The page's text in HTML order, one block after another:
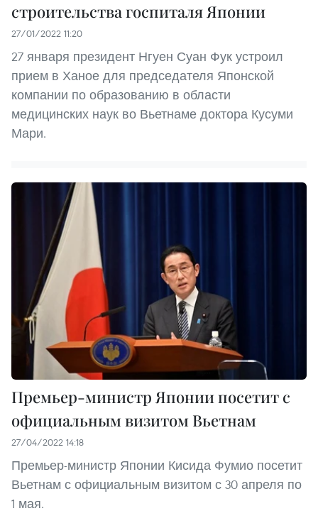
строительства госпиталя Японии
27/01/2022 11:20
27 января президент Нгуен Суан Фук устроил
прием в Ханое для председателя Японской
компании по образованию в области
медицинских наук во Вьетнаме доктора Кусуми
Мари.
Премьер-министр Японии посетит с
официальным визитом Вьетнам
27/04/2022 14:18
Премьер-министр Японии Кисида Фумио посетит
Вьетнам с официальным визитом с 30 апреля по
1 мая.